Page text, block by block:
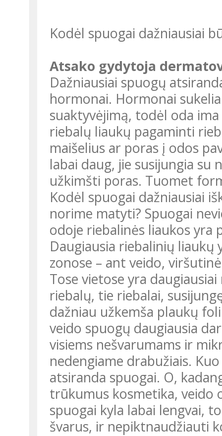
Kodėl spuogai dažniausiai
Atsako gydytoja
Dažniausiai spuogų
hormonai. Hormonai
suaktyvėjimą, todėl oda
riebalų liaukų pagaminti
maišelius ar poras į odos
labai daug, jie susijungia su
užkimšti poras. Tuomet
Kodėl spuogai dažniausiai
norime matyti? Spuogai
odoje riebalinės liaukos yra
Daugiausia riebalinių liaukų
zonose – ant veido,
Tose vietose yra
riebalų, tie riebalai,
dažniau užkemša plaukų
veido spuogų daugiausia
visiems nešvarumams ir
nedengiame drabužiais.
atsiranda spuogai. O,
trūkumus kosmetika, veido
spuogai kyla labai lengvai,
švarus, ir nepiktnaudžiauti